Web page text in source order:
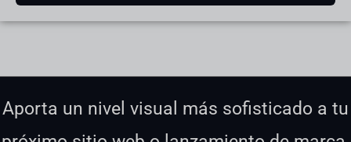
Aporta un nivel visual más sofisticado a tu